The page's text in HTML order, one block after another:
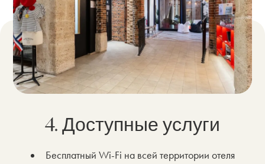
4. Доступные услуги
Бесплатный Wi-Fi на всей территории отеля